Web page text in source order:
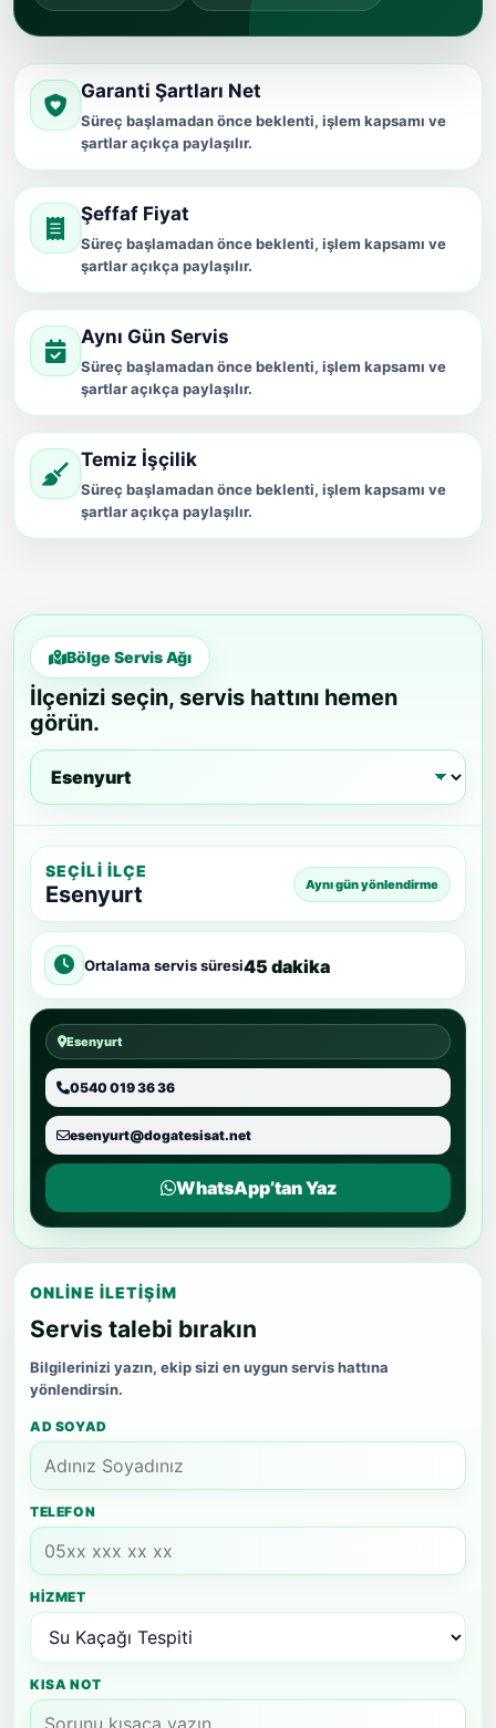
Garanti Şartları Net
Süreç başlamadan önce beklenti, işlem kapsamı ve
şartlar açıkça paylaşılır.
Şeffaf Fiyat
Süreç başlamadan önce beklenti, işlem kapsamı ve
şartlar açıkça paylaşılır.
Aynı Gün Servis
Süreç başlamadan önce beklenti, işlem kapsamı ve
şartlar açıkça paylaşılır.
Temiz İşçilik
Süreç başlamadan önce beklenti, işlem kapsamı ve
şartlar açıkça paylaşılır.
Bölge Servis Ağı
İlçenizi seçin, servis hattını hemen
görün.
SEÇILI İLÇE
Esenyurt Aynı gün yönlendirme
Ortalama servis süresi45 dakika
Esenyurt
0540 019 36 36
esenyurt@dogatesisat.net
WhatsApp’tan Yaz
ONLINE İLETIŞIM
Servis talebi bırakın
Bilgilerinizi yazın, ekip sizi en uygun servis hattına
yönlendirsin.
AD SOYAD
TELEFON
HIZMET
KISA NOT